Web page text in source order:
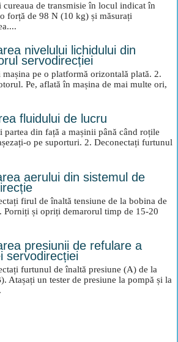
cureaua de transmisie în locul indicat în
forță de 98 N (10 kg) și măsurați
nivelului lichidului din
servodirecției
mașina pe o platformă orizontală plată. 2.
Pe, aflată în mașina de mai multe ori,
fluidului de lucru
partea din față a mașinii până când roțile
o pe suporturi. 2. Deconectați furtunul
aerului din sistemul de
firul de înaltă tensiune de la bobina de
Porniți și opriți demarorul timp de 15-20
presiunii de refulare a
servodirecției
furtunul de înaltă presiune (A) de la
Atașați un tester de presiune la pompă și la